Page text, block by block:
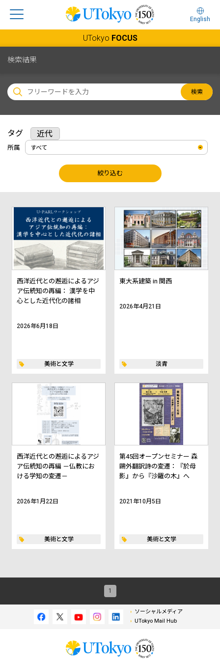
English
UTokyo FOCUS
検索結果
検索
タグ 近代
所属
絞り込む
西洋近代との邂逅によるアジ
ア伝統知の再編： 漢学を中
心とした近代化の諸相
2026年6月18日
美術と文学
東大系建築 in 関西
2026年4月21日
淡青
西洋近代との邂逅によるアジ
ア伝統知の再編 －仏教にお
ける学知の変遷－
2026年1月22日
美術と文学
第45回オープンセミナー 森
鷗外翻訳詩の変遷：『於母
影』から『沙羅の木』へ
2021年10月5日
美術と文学
1
ソーシャルメディア
UTokyo Mail Hub